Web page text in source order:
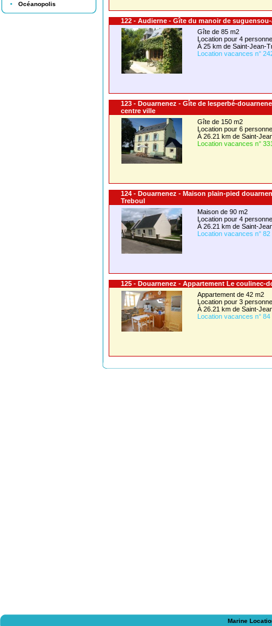
Océanopolis
122 - Audierne - Gîte du manoir de
Gîte de 85 m2
Location pour 4
À 25 km de Saint-Jean-
Location vacances n°
123 - Douarnenez - Gîte de lesperbé-
centre ville
Gîte de 150 m2
Location pour 6
À 26.21 km de Saint-
Location vacances n°
124 - Douarnenez - Maison plain-pied
Treboul
Maison de 90 m2
Location pour 4
À 26.21 km de Saint-
Location vacances n° 82
125 - Douarnenez - Appartement Le coulinec-
Appartement de 42 m2
Location pour 3
À 26.21 km de Saint-
Location vacances n° 84
Marine